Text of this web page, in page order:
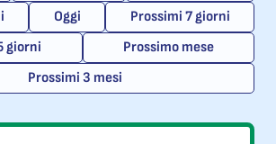
Oggi
Prossimi 7 giorni
giorni
Prossimo mese
Prossimi 3 mesi